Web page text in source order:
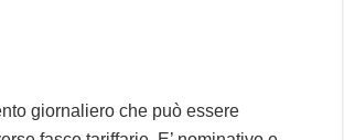
giornaliero che può essere